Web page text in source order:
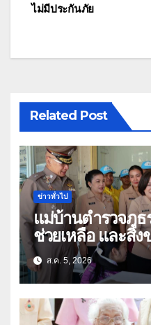
ไม่มีประกันภัย
Related Post
ข่าวทั่วไป
แม่บ้านตำรวจภูธ
ช่วยเหลือ และสิ่
ธิดา ข้าราชการตำรวจจังหวัด
อุทัยธานี
ส.ค. 5, 2026